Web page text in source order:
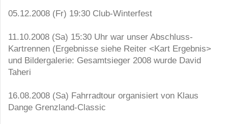
05.12.2008 (Fr) 19:30 Club-Winterfest
11.10.2008 (Sa) 15:30 Uhr war unser Abschluss-
Kartrennen (Ergebnisse siehe Reiter <Kart Ergebnis>
und Bildergalerie: Gesamtsieger 2008 wurde David
Taheri
16.08.2008 (Sa) Fahrradtour organisiert von Klaus
Dange Grenzland-Classic